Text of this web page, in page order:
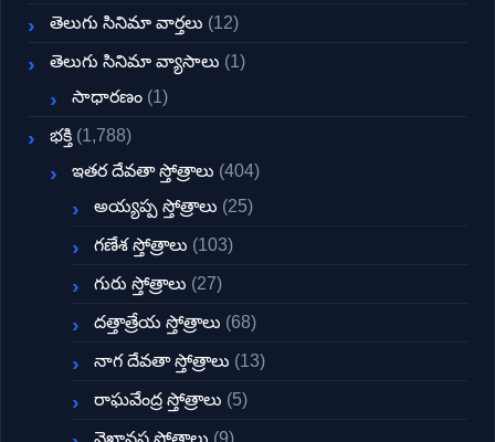
తెలుగు సినిమా వార్తలు (12)
తెలుగు సినిమా వ్యాసాలు (1)
సాధారణం (1)
భక్తి (1,788)
ఇతర దేవతా స్తోత్రాలు (404)
అయ్యప్ప స్తోత్రాలు (25)
గణేశ స్తోత్రాలు (103)
గురు స్తోత్రాలు (27)
దత్తాత్రేయ స్తోత్రాలు (68)
నాగ దేవతా స్తోత్రాలు (13)
రాఘవేంద్ర స్తోత్రాలు (5)
వైఖానస స్తోత్రాలు (9)